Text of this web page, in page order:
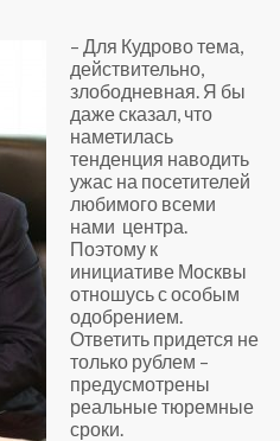
– Для Кудрово тема,
действительно,
злободневная. Я бы
даже сказал, что
наметилась
тенденция наводить
ужас на посетителей
любимого всеми
нами центра.
Поэтому к
инициативе Москвы
отношусь с особым
одобрением.
Ответить придется не
только рублем –
предусмотрены
реальные тюремные
сроки.